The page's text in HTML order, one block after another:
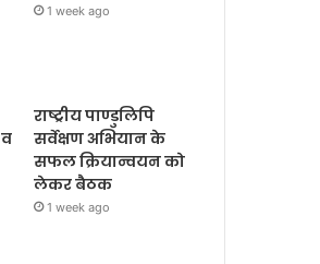
1 week ago
राष्ट्रीय पाण्डुलिपि
सर्वेक्षण अभियान के
सफल क्रियान्वयन को
लेकर बैठक
1 week ago